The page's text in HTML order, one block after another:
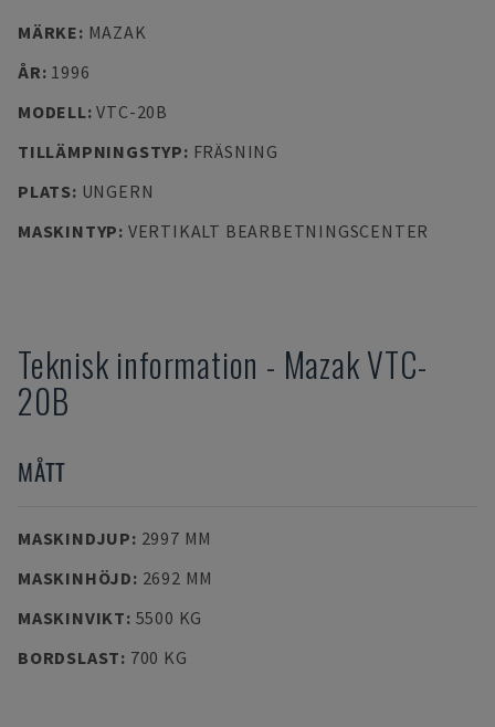
MÄRKE: MAZAK
ÅR: 1996
MODELL:VTC-20B
TILLÄMPNINGSTYP: FRÄSNING
PLATS: UNGERN
MASKINTYP: VERTIKALT BEARBETNINGSCENTER
Teknisk information - MazakVTC-
20B
MÅTT
MASKINDJUP: 2997 MM
MASKINHÖJD: 2692 MM
MASKINVIKT: 5500 KG
BORDSLAST: 700 KG